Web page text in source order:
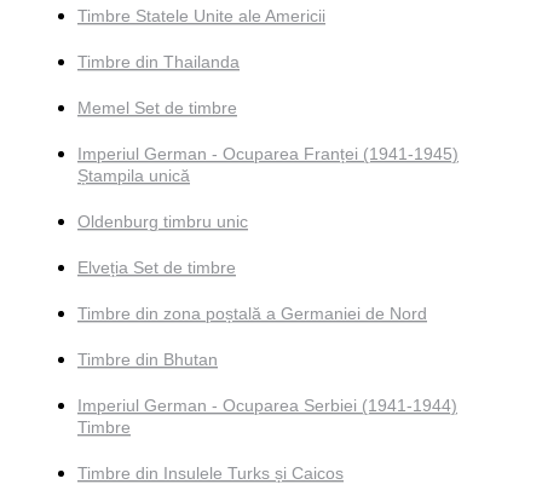
Timbre Statele Unite ale Americii
Timbre din Thailanda
Memel Set de timbre
Imperiul German - Ocuparea Franței (1941-1945)
Ștampila unică
Oldenburg timbru unic
Elveția Set de timbre
Timbre din zona poștală a Germaniei de Nord
Timbre din Bhutan
Imperiul German - Ocuparea Serbiei (1941-1944)
Timbre
Timbre din Insulele Turks și Caicos